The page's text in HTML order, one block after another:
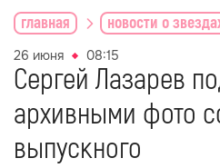
главная новости о
26 июня 08:15
Сергей Лазарев
архивными фото
выпускного